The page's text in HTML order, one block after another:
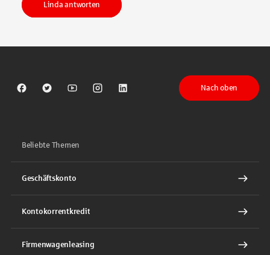
Linda antworten
Sparkasse auf Facebook
Sparkasse auf Twitter
Sparkasse auf Youtube
Sparkasse auf Instagram
Sparkasse auf LinkedIn
Nach oben
Beliebte Themen
Geschäftskonto
Kontokorrentkredit
Firmenwagenleasing